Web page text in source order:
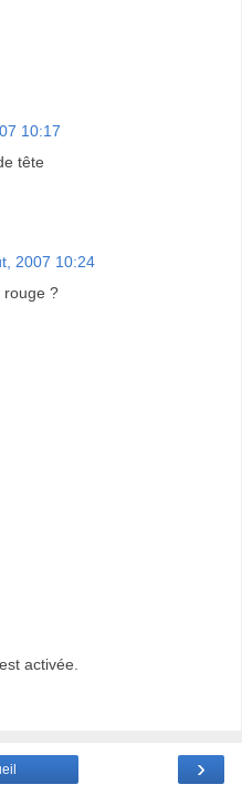
10:17
tête
2007 10:24
rouge ?
activée.
›